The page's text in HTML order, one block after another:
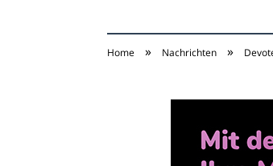
Home » Nachrichten »